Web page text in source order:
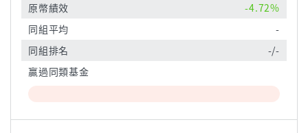
原幣績效
-4.72%
同組平均
-
同組排名
-/-
贏過同類基金